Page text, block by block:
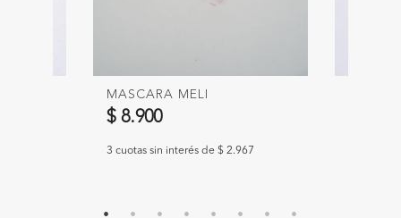
MASCARA MELI
$ 8.900
3 cuotas sin interés de $ 2.967